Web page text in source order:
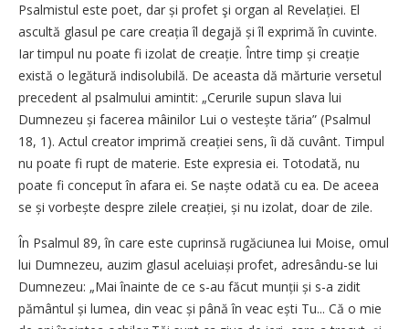
Psalmistul este poet, dar și profet şi organ al Revelației. El
ascultă glasul pe care creația îl degajă și îl exprimă în cuvinte.
Iar timpul nu poate fi izolat de creație. Între timp și creație
există o legătură indisolubilă. De aceasta dă mărturie versetul
precedent al psalmului amintit: „Cerurile supun slava lui
Dumnezeu și facerea mâinilor Lui o vestește tăria” (Psalmul
18, 1). Actul creator imprimă creației sens, îi dă cuvânt. Timpul
nu poate fi rupt de materie. Este expresia ei. Totodată, nu
poate fi conceput în afara ei. Se naște odată cu ea. De aceea
se și vorbește despre zilele creației, și nu izolat, doar de zile.
În Psalmul 89, în care este cuprinsă rugăciunea lui Moise, omul
lui Dumnezeu, auzim glasul aceluiași profet, adresându-se lui
Dumnezeu: „Mai înainte de ce s-au făcut munții și s-a zidit
pământul și lumea, din veac și până în veac ești Tu... Că o mie